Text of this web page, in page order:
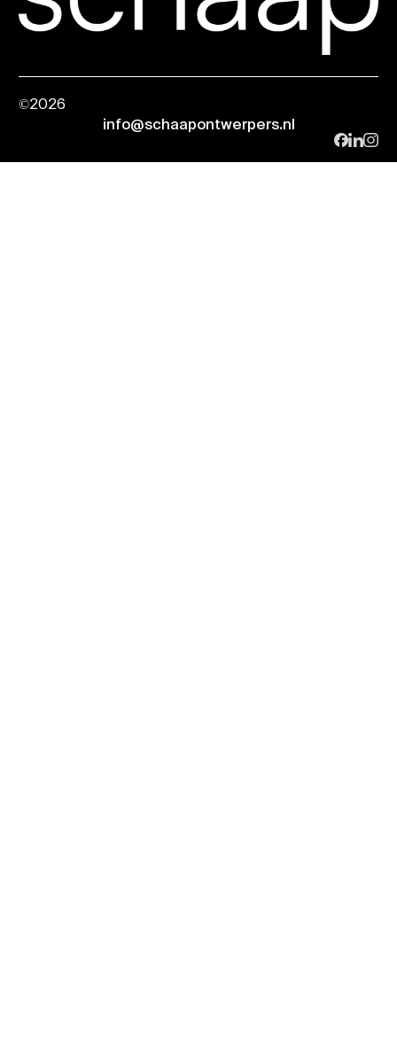
©2026
info@schaapontwerpers.nl